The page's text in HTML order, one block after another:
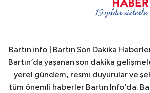
Bartın info | Bartın Son Dakika
Bartın’da yaşanan son dakika
yerel gündem, resmi duyurular ve
tüm önemli haberler Bartın İnfo’da.